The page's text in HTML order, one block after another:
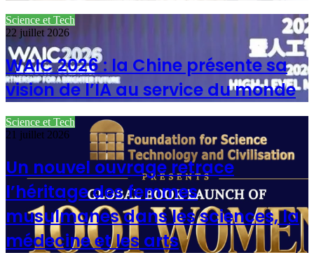
Science et Tech
22 juillet 2026
WAIC 2026 : la Chine présente sa
vision de l’IA au service du monde
Science et Tech
21 juillet 2026
Un nouvel ouvrage retrace
l’héritage des femmes
musulmanes dans les sciences, la
médecine et les arts